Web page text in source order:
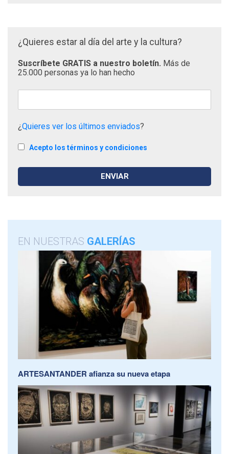
¿Quieres estar al día del arte y la cultura?
Suscríbete GRATIS a nuestro boletín. Más de
25.000 personas ya lo han hecho
¿Quieres ver los últimos enviados?
Acepto los términos y condiciones
EN NUESTRAS GALERÍAS
ARTESANTANDER afianza su nueva etapa